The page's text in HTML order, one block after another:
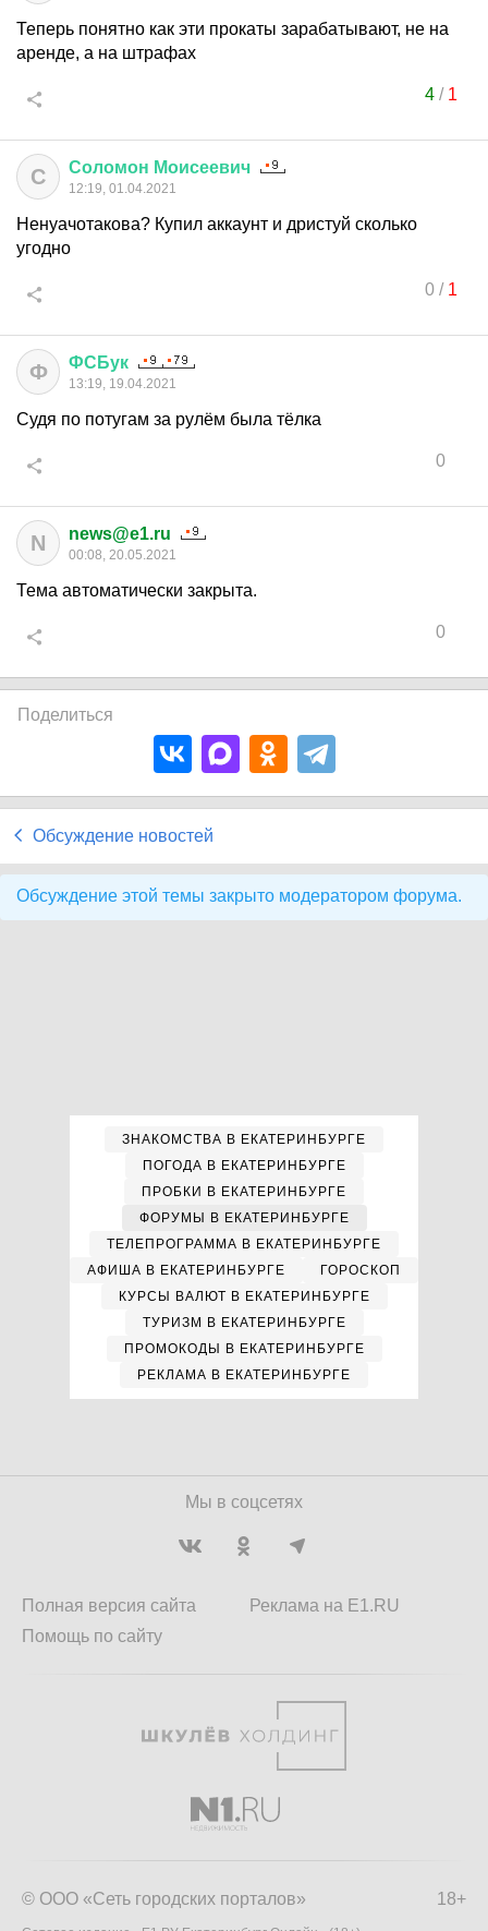
Теперь понятно как эти прокаты зарабатывают, не на
аренде, а на штрафах
4/ 1
С Соломон Моисеевич
12:19, 01.04.2021
Ненуачотакова? Купил аккаунт и дристуй сколько
угодно
0/ 1
Ф ФСБук
13:19, 19.04.2021
Судя по потугам за рулём была тёлка
0
N news@e1.ru
00:08, 20.05.2021
Тема автоматически закрыта.
0
Поделиться
Обсуждение новостей
Обсуждение этой темы закрыто модератором форума.
ЗНАКОМСТВА В ЕКАТЕРИНБУРГЕ
ПОГОДА В ЕКАТЕРИНБУРГЕ
ПРОБКИ В ЕКАТЕРИНБУРГЕ
ФОРУМЫ В ЕКАТЕРИНБУРГЕ
ТЕЛЕПРОГРАММА В ЕКАТЕРИНБУРГЕ
АФИША В ЕКАТЕРИНБУРГЕ
ГОРОСКОП
КУРСЫ ВАЛЮТ В ЕКАТЕРИНБУРГЕ
ТУРИЗМ В ЕКАТЕРИНБУРГЕ
ПРОМОКОДЫ В ЕКАТЕРИНБУРГЕ
РЕКЛАМА В ЕКАТЕРИНБУРГЕ
Мы в соцсетях
Полная версия сайта
Помощь по сайту
Реклама на E1.RU
18+
© ООО «Сеть городских порталов»